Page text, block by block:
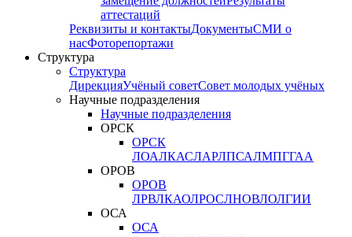
аттестаций
Реквизиты и контактыДокументыСМИ о
насФоторепортажи
Структура
Структура
ДирекцияУчёный советСовет молодых учёных
Научные подразделения
Научные подразделения
ОРСК
ОРСК
ЛОАЛКАСЛАРЛПСАЛМПГГАА
ОРОВ
ОРОВ
ЛРВЛКАОЛРОСЛНОВЛОЛГИИ
ОСА
ОСА